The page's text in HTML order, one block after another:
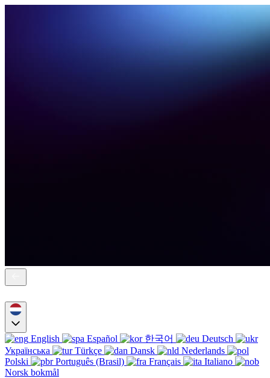
English Español 한국어
Deutsch
Українська
Türkçe Dansk
Nederlands
Polski
Português (Brasil) Français
Italiano
Norsk bokmål